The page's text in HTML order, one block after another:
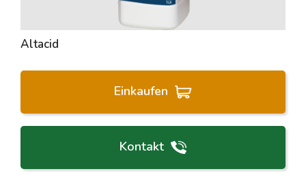
Altacid
Einkaufen
Kontakt